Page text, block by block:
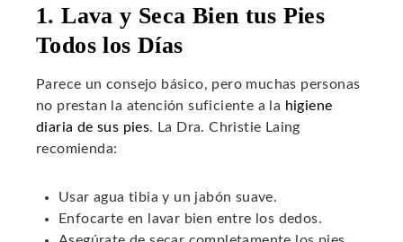
1. Lava y Seca Bien tus Pies
Todos los Días
Parece un consejo básico, pero muchas personas
no prestan la atención suficiente a la higiene
diaria de sus pies. La Dra. Christie Laing
recomienda:
Usar agua tibia y un jabón suave.
Enfocarte en lavar bien entre los dedos.